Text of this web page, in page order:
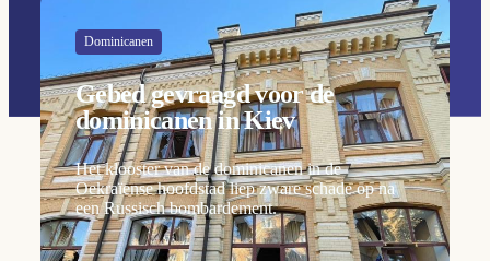
Dominicanen
Gebed gevraagd voor de
dominicanen in Kiev
Het klooster van de dominicanen in de
Oekraïense hoofdstad liep zware schade op na
een Russisch bombardement.